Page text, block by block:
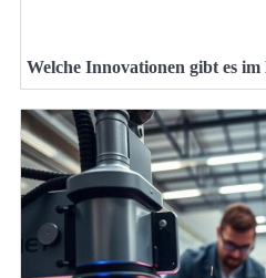
Welche Innovationen gibt es